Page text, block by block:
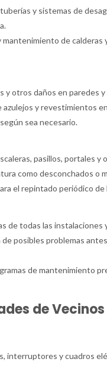
y sistemas de
mantenimiento de calderas
y otros daños en paredes y
y revestimientos
sea necesario.
pasillos, portales y
como desconchados o
el repintado periódico de
de todas las instalaciones
posibles problemas
de mantenimiento
de Vecinos
interruptores y cuadros